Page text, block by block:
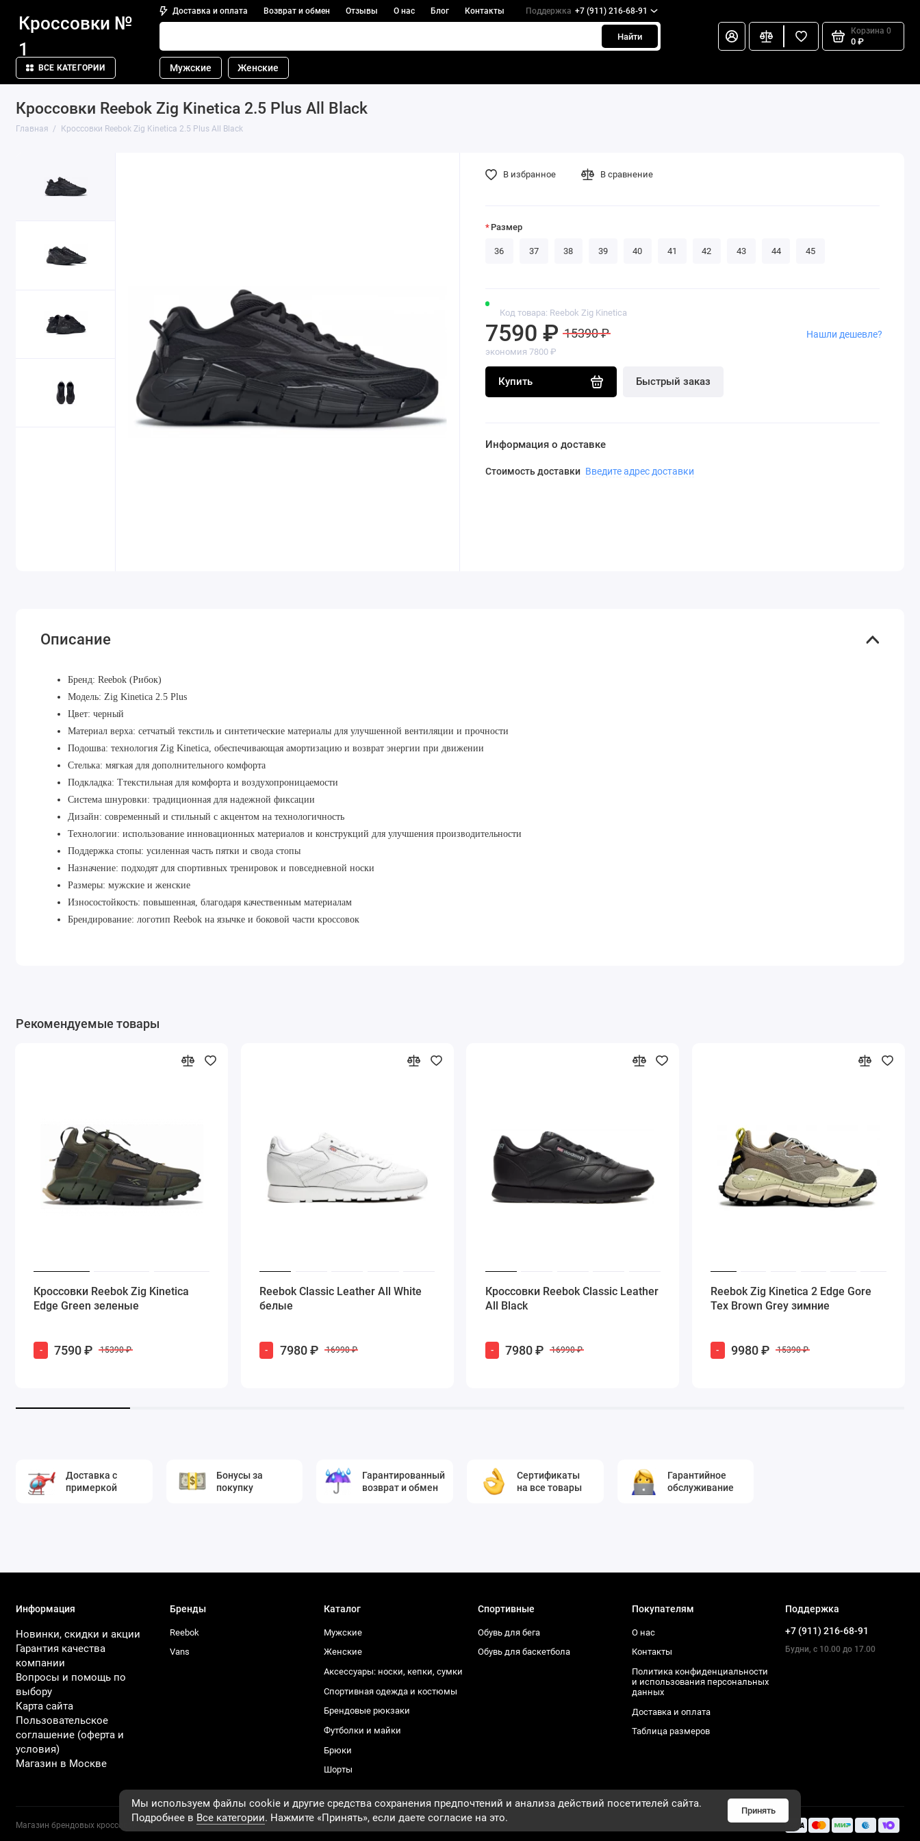
Доставка и оплата Возврат и обмен Отзывы О нас Блог Контакты Поддержка +7 (911) 216-68-91
Кроссовки №
1
Найти
Корзина 0
0 ₽
ВСЕ КАТЕГОРИИ Мужские Женские
Кроссовки Reebok Zig Kinetica 2.5 Plus All Black
Главная Кроссовки Reebok Zig Kinetica 2.5 Plus All Black
Код товара: Reebok Zig Kinetica
7590 ₽ 15390 ₽
экономия 7800 ₽
Купить Быстрый заказ
Нашли дешевле?
В избранное В сравнение
Размер
36 37 38 39 40 41 42 43 44 45
Информация о доставке
Стоимость доставки Введите адрес доставки
Описание
Бренд: Reebok (Рибок)
Модель: Zig Kinetica 2.5 Plus
Цвет: черный
Материал верха: сетчатый текстиль и синтетические материалы для улучшенной вентиляции и прочности
Подошва: технология Zig Kinetica, обеспечивающая амортизацию и возврат энергии при движении
Стелька: мягкая для дополнительного комфорта
Подкладка: Ттекстильная для комфорта и воздухопроницаемости
Система шнуровки: традиционная для надежной фиксации
Дизайн: современный и стильный с акцентом на технологичность
Технологии: использование инновационных материалов и конструкций для улучшения производительности
Поддержка стопы: усиленная часть пятки и свода стопы
Назначение: подходят для спортивных тренировок и повседневной носки
Размеры: мужские и женские
Износостойкость: повышенная, благодаря качественным материалам
Брендирование: логотип Reebok на язычке и боковой части кроссовок
Рекомендуемые товары
Кроссовки Reebok Zig Kinetica
Edge Green зеленые
- 7590 ₽ 15390 ₽
Reebok Classic Leather All White
белые
- 7980 ₽ 16990 ₽
Кроссовки Reebok Classic Leather
All Black
- 7980 ₽ 16990 ₽
Reebok Zig Kinetica 2 Edge Gore
Tex Brown Grey зимние
- 9980 ₽ 15390 ₽
Доставка с
примеркой
Бонусы за
покупку
Гарантированный
возврат и обмен
Сертификаты
на все товары
Гарантийное
обслуживание
Мы используем файлы cookie и другие средства сохранения предпочтений и анализа действий посетителей сайта.
Подробнее в Все категории. Нажмите «Принять», если даете согласие на это.
Принять
Информация
Новинки, скидки и акции
Гарантия качества
компании
Вопросы и помощь по
выбору
Карта сайта
Пользовательское
соглашение (оферта и
условия)
Магазин в Москве
Бренды
Reebok
Vans
Каталог
Мужские
Женские
Аксессуары: носки, кепки, сумки
Спортивная одежда и костюмы
Брендовые рюкзаки
Футболки и майки
Брюки
Шорты
Спортивные
Обувь для бега
Обувь для баскетбола
Покупателям
О нас
Контакты
Политика конфиденциальности
и использования персональных
данных
Доставка и оплата
Таблица размеров
Поддержка
+7 (911) 216-68-91
Будни, с 10.00 до 17.00
Магазин брендовых кроссовок, 2026